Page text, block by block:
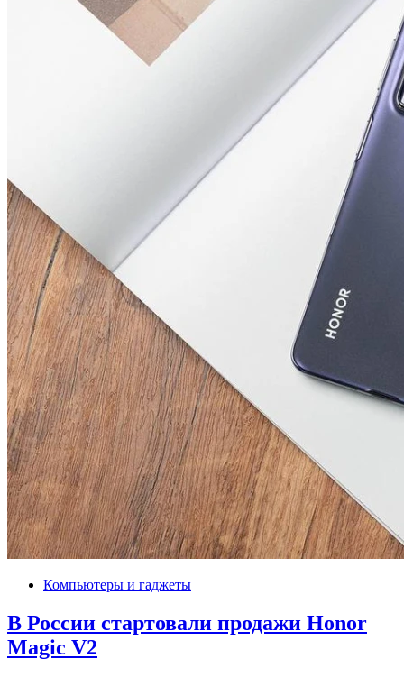
Компьютеры и гаджеты
В России стартовали продажи Honor
Magic V2